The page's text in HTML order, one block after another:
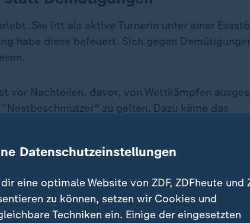
Sie litt als aktive Turnerin unter einer
habe diese befeuert. Sich gegen
vor Nachteilen, davor, von Wettkämpfen
zu gelten. Dazu käme das
zu Trainerinnen und Trainern in sehr
oder gar Olympia schaffen will,
Datenschutzeinstellungen
eine optimale Website von ZDF, ZDFheute und
zu können, setzen wir Cookies und
Techniken ein. Einige der eingesetzten